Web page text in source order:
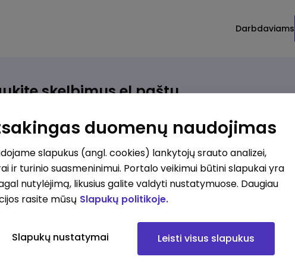
Darbdaviams
skelbimus el.paštu
atsiras, iš karto gausite jį el. paštu.
ieškote darbo?*
Pridėti naują
Kokios srities darbo pasiūlymai jus domina?
Pridėti naują
duomenų naudojimas
slapukus (angl. cookies) lankytojų srauto analizei,
ir turinio suasmeninimui. Portalo veikimui būtini slapukai yra
nutylėjimą, likusius galite valdyti nustatymuose. Daugiau
rasite mūsų Slapukų politikoje.
Slapukų nustatymai Leisti visus slapukus